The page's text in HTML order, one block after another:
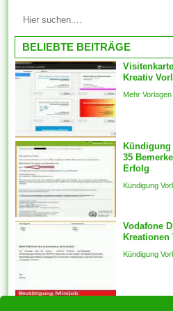
das Einschränkungen im
Inhalte...
Lebenslaufvorlagen ändern
wenn Sie Lebenslaufvorlagen
für Word erhalten, sollten Sie
sie so ändern, dass sie an Sie
ideal befinden sich.
Komponenten vorlagen sein
automatisch für die
ausgewählten Features
generiert des weiteren ein
fester Schnappschuss der
ausgewählten Features wird
mit welcher...
BELIEBTE BEITRÄGE
Kreativ
Mehr Vorlagen
35
Erfolg
Kündigung
Vodafone
Kündigung